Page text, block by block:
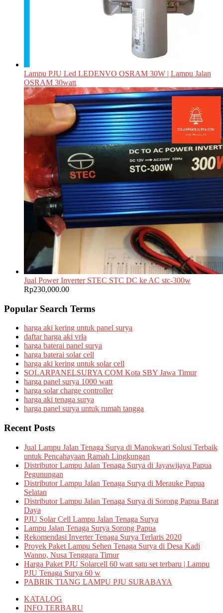
Lampu PJU Led LEDENVO OSRAM 30W | Lampu Jalan
OSRAM 30watt
Jual Power Inverter STEC STC DC ke AC stc-300w
Rp230,000.00
Popular Search Terms
harga aki kering untuk panel surya
daftar harga aki vrla
harga baterai panel surya
harga baterai solar cell
harga aki kering untuk solar cell
SOLARPANELSURYA COM Kota SBY Jawa Timur
harga panel surya 1000 watt
harga solar charge controller
harga aki tenaga surya
harga panel surya untuk rumah tangga
Recent Posts
Jual Lampu Jalan Tenaga Surya di Manokwari Solusi Terbaik
untuk Pencahayaan Ramah Lingkungan
Distributor Lampu Jalan Tenaga Surya di Jayawijaya Papua
Pegunungan
Distributor Lampu Jalan Tenaga Surya di Merauke Papua
Selatan
Distributor Lampu Jalan Tenaga Surya di Sorong Papua Barat
Daya
PJU Solar Cell Lampu Jalan Tenaga Surya
Lampu Jalan Tenaga Surya Sorong Papua
Rekomendasi Inverter Tenaga Surya Terlaris 2020
Proyek Paket Lampu Sehen Tenaga Surya di Desa Kadi
Wanno, Nusa Tenggara Timur
Harga Paket PJU Solarcell 60 watt satu set terbaru | Lampu
PJU Tenaga Surya 60 w
PABRIK TIANG LAMPU PJU SURABAYA
KATALOG
INFO TERBARU